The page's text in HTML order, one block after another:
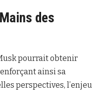
des
pourrait obtenir
ainsi sa
perspectives, l’enjeu